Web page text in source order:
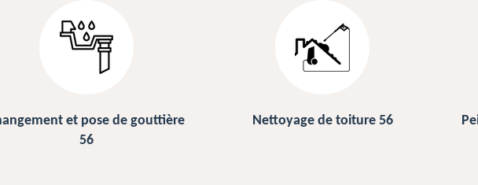
Nettoyage de toiture 56 Peinture sur ardoise et toiture 56